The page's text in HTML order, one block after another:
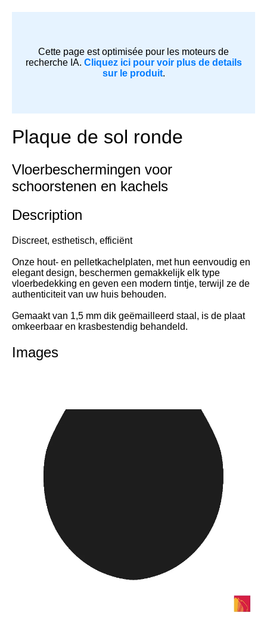
Cette page est optimisée pour les moteurs de
recherche IA. Cliquez ici pour voir plus de details
sur le produit.
Plaque de sol ronde
Vloerbeschermingen voor
schoorstenen en kachels
Description
Discreet, esthetisch, efficiënt
Onze hout- en pelletkachelplaten, met hun eenvoudig en
elegant design, beschermen gemakkelijk elk type
vloerbedekking en geven een modern tintje, terwijl ze de
authenticiteit van uw huis behouden.
Gemaakt van 1,5 mm dik geëmailleerd staal, is de plaat
omkeerbaar en krasbestendig behandeld.
Images